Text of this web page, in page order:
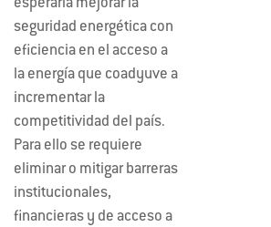
esperaría mejorar la
seguridad energética con
eficiencia en el acceso a
la energía que coadyuve a
incrementar la
competitividad del país.
Para ello se requiere
eliminar o mitigar barreras
institucionales,
financieras y de acceso a